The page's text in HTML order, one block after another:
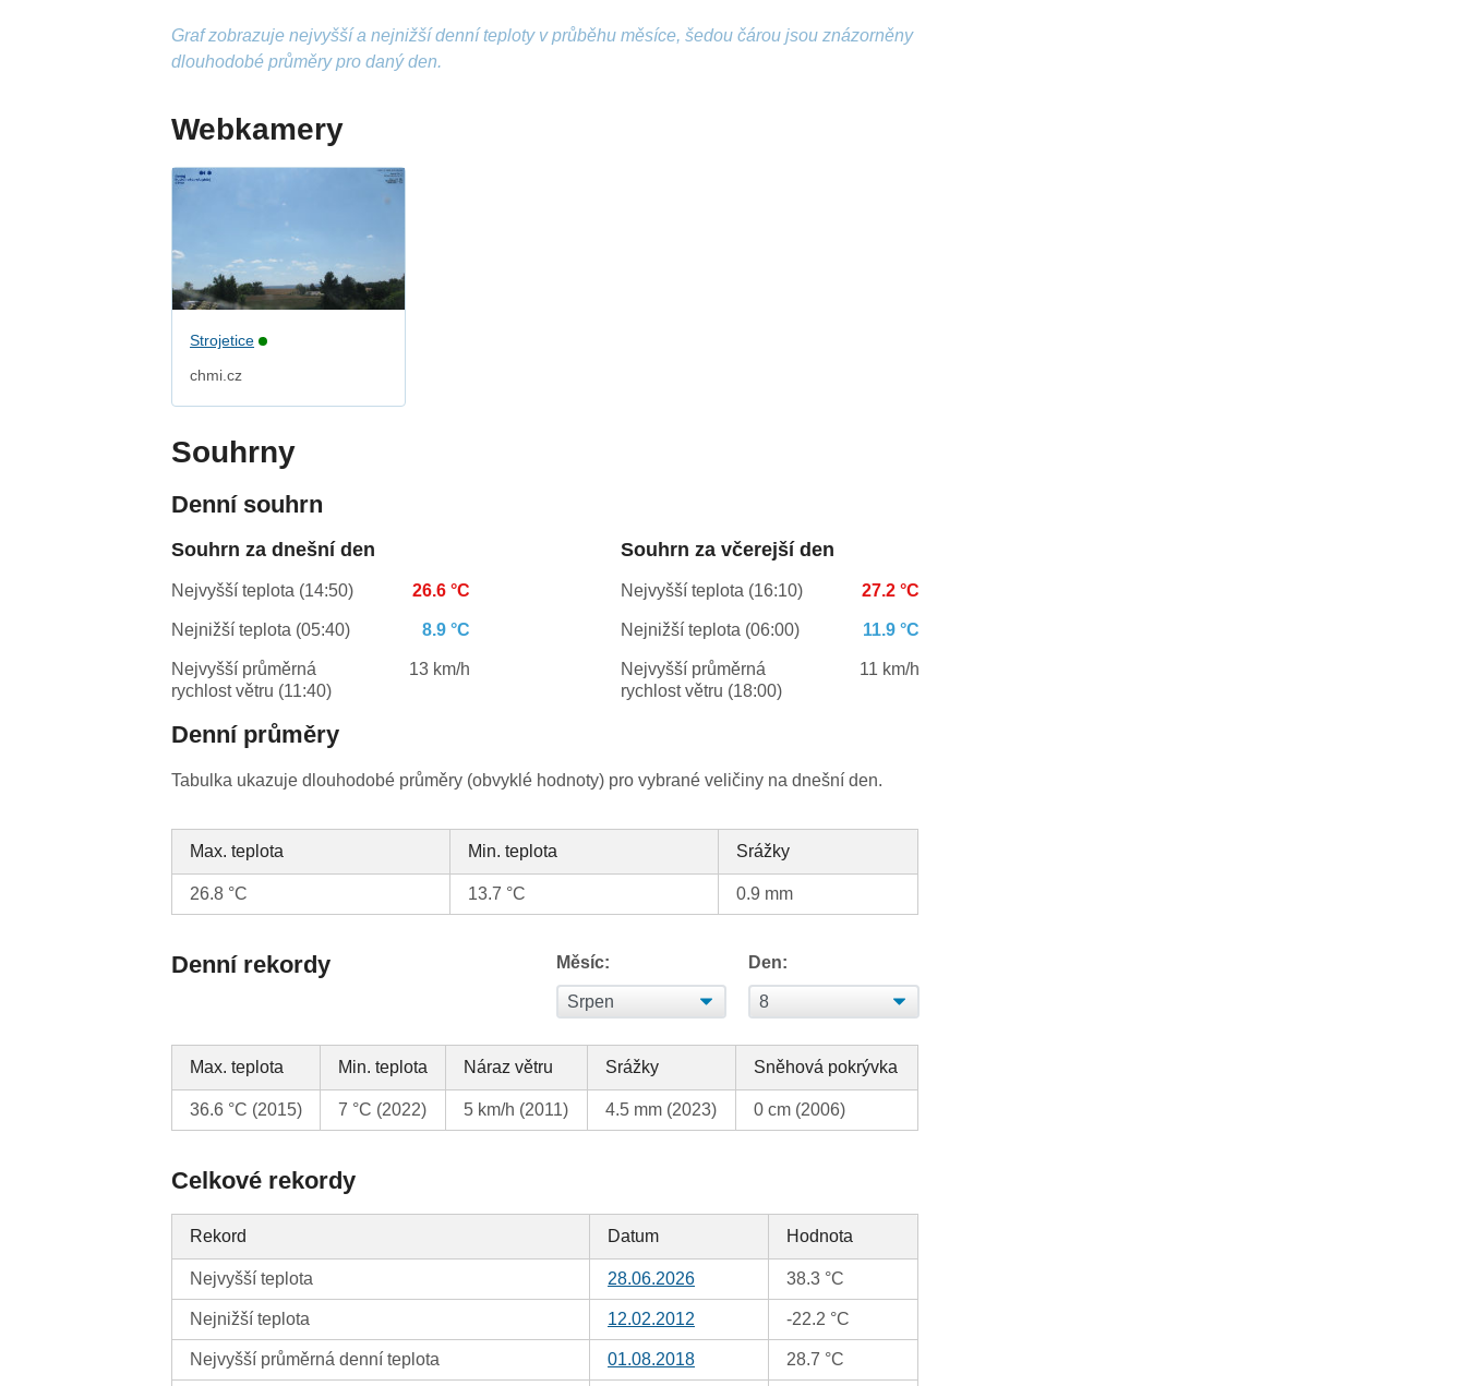
Graf zobrazuje nejvyšší a nejnižší denní teploty v průběhu měsíce, šedou čárou jsou znázorněny
dlouhodobé průměry pro daný den.
Webkamery
Strojetice
chmi.cz
Souhrny
Denní souhrn
Souhrn za dnešní den
Nejvyšší teplota (14:50) 26.6 °C
Nejnižší teplota (05:40) 8.9 °C
Nejvyšší průměrná
rychlost větru (11:40)
13 km/h
Souhrn za včerejší den
Nejvyšší teplota (16:10) 27.2 °C
Nejnižší teplota (06:00) 11.9 °C
Nejvyšší průměrná
rychlost větru (18:00)
11 km/h
Denní průměry
Tabulka ukazuje dlouhodobé průměry (obvyklé hodnoty) pro vybrané veličiny na dnešní den.
Max. teplota Min. teplota Srážky
26.8 °C 13.7 °C 0.9 mm
Denní rekordy Měsíc: Den:
Max. teplota Min. teplota Náraz větru Srážky Sněhová pokrývka
36.6 °C (2015) 7 °C (2022) 5 km/h (2011) 4.5 mm (2023) 0 cm (2006)
Celkové rekordy
Rekord Datum Hodnota
Nejvyšší teplota 28.06.2026 38.3 °C
Nejnižší teplota 12.02.2012 -22.2 °C
Nejvyšší průměrná denní teplota 01.08.2018 28.7 °C